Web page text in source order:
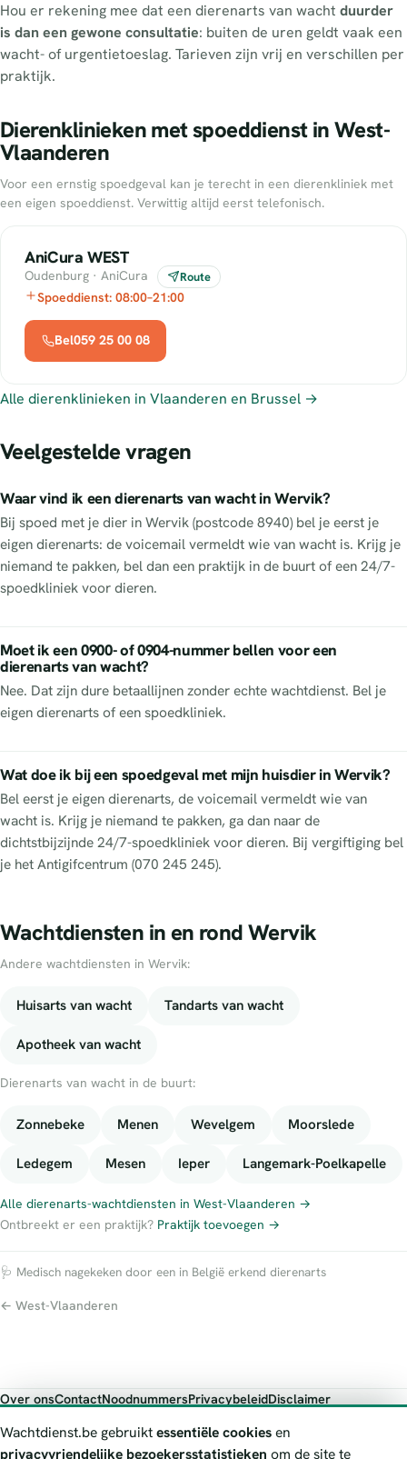
Hou er rekening mee dat een dierenarts van wacht duurder
is dan een gewone consultatie: buiten de uren geldt vaak een
wacht- of urgentietoeslag. Tarieven zijn vrij en verschillen per
praktijk.
Dierenklinieken met spoeddienst in West-
Vlaanderen
Voor een ernstig spoedgeval kan je terecht in een dierenkliniek met
een eigen spoeddienst. Verwittig altijd eerst telefonisch.
AniCura WEST
Oudenburg · AniCura Route
Spoeddienst: 08:00–21:00
Bel059 25 00 08
Alle dierenklinieken in Vlaanderen en Brussel →
Veelgestelde vragen
Waar vind ik een dierenarts van wacht in Wervik?
Bij spoed met je dier in Wervik (postcode 8940) bel je eerst je
eigen dierenarts: de voicemail vermeldt wie van wacht is. Krijg je
niemand te pakken, bel dan een praktijk in de buurt of een 24/7-
spoedkliniek voor dieren.
Moet ik een 0900- of 0904-nummer bellen voor een
dierenarts van wacht?
Nee. Dat zijn dure betaallijnen zonder echte wachtdienst. Bel je
eigen dierenarts of een spoedkliniek.
Wat doe ik bij een spoedgeval met mijn huisdier in Wervik?
Bel eerst je eigen dierenarts, de voicemail vermeldt wie van
wacht is. Krijg je niemand te pakken, ga dan naar de
dichtstbijzijnde 24/7-spoedkliniek voor dieren. Bij vergiftiging bel
je het Antigifcentrum (070 245 245).
Wachtdiensten in en rond Wervik
Andere wachtdiensten in Wervik:
Huisarts van wacht Tandarts van wacht
Apotheek van wacht
Dierenarts van wacht in de buurt:
Zonnebeke Menen Wevelgem Moorslede
Ledegem Mesen Ieper Langemark-Poelkapelle
Alle dierenarts-wachtdiensten in West-Vlaanderen →
Ontbreekt er een praktijk? Praktijk toevoegen →
🩺 Medisch nagekeken door een in België erkend dierenarts
← West-Vlaanderen
Over onsContactNoodnummersPrivacybeleidDisclaimer
Wachtdienst.be toont publieke wachtdienst-informatie ter oriëntatie.
Wachtdienst.be gebruiktessentiële cookiesen
privacyvriendelijke bezoekersstatistieken om de site te